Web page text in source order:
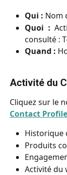
Qui : Nom
Quoi :
consulté :
Quand :
Activité du
Cliquez sur le
Contact Profile
Historique
Produits
Activité du